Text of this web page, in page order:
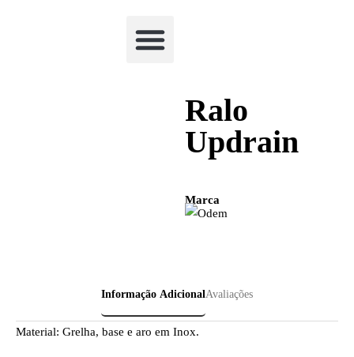
Ralo
Updrain
Marca
Informação AdicionalAvaliações
Material: Grelha, base e aro em Inox.